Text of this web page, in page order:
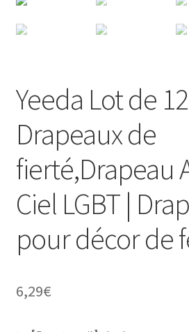
Yeeda Lot de 12
Drapeaux de
fierté,Drapeau
Ciel LGBT |
pour décor de
6,29€